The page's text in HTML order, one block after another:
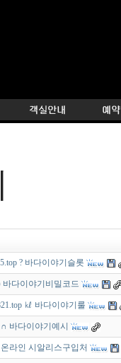
? 바다이야기슬롯
바다이야기비밀코드
㎘ 바다이야기룰
바다이야기예시
라인 시알리스구입처